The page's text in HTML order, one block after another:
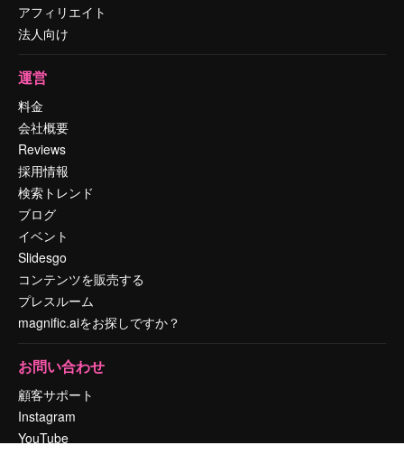
アフィリエイト
法人向け
運営
料金
会社概要
Reviews
採用情報
検索トレンド
ブログ
イベント
Slidesgo
コンテンツを販売する
プレスルーム
magnific.aiをお探しですか？
お問い合わせ
顧客サポート
Instagram
YouTube